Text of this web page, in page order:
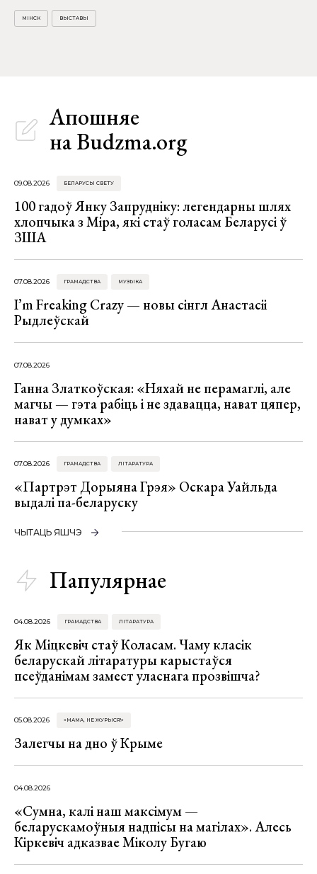
МІНСК ВЫСТАВЫ
Апошняе
на Budzma.org
09.08.2026 БЕЛАРУСЫ СВЕТУ
100 гадоў Янку Запрудніку: легендарны шлях
хлопчыка з Міра, які стаў голасам Беларусі ў
ЗША
07.08.2026 ГРАМАДСТВА МУЗЫКА
I’m Freaking Crazy — новы сінгл Анастасіі
Рыдлеўскай
07.08.2026
Ганна Златкоўская: «Няхай не перамаглі, але
магчы — гэта рабіць і не здавацца, нават цяпер,
нават у думках»
07.08.2026 ГРАМАДСТВА ЛІТАРАТУРА
«Партрэт Дорыяна Грэя» Оскара Уайльда
выдалі па-беларуску
ЧЫТАЦЬ ЯШЧЭ
Папулярнае
04.08.2026 ГРАМАДСТВА ЛІТАРАТУРА
Як Міцкевіч стаў Коласам. Чаму класік
беларускай літаратуры карыстаўся
псеўданімам замест уласнага прозвішча?
05.08.2026 «МАМА, НЕ ЖУРЫСЯ!»
Залегчы на дно ў Крыме
04.08.2026
«Сумна, калі наш максімум —
беларускамоўныя надпісы на магілах». Алесь
Кіркевіч адказвае Міколу Бугаю